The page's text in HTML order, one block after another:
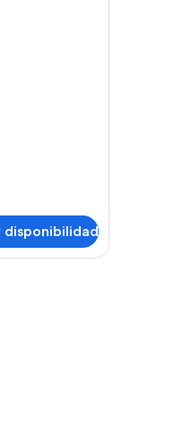
disponibilidad
opacas